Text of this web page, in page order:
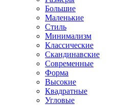
Большие
Маленькие
Стиль
Минимализм
Классические
Скандинавские
Современные
Форма
Высокие
Квадратные
Угловые